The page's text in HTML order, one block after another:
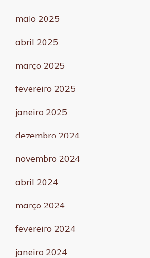
maio 2025
abril 2025
março 2025
fevereiro 2025
janeiro 2025
dezembro 2024
novembro 2024
abril 2024
março 2024
fevereiro 2024
janeiro 2024